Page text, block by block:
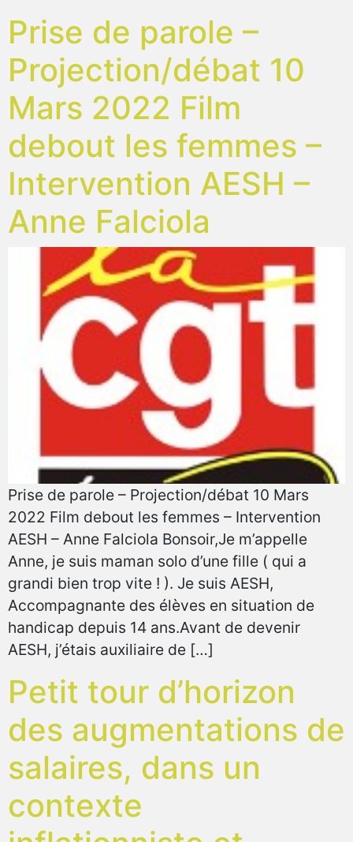
Prise de parole –
Projection/débat 10
Mars 2022 Film
debout les femmes –
Intervention AESH –
Anne Falciola
Prise de parole – Projection/débat 10 Mars
2022 Film debout les femmes – Intervention
AESH – Anne Falciola Bonsoir,Je m’appelle
Anne, je suis maman solo d’une fille ( qui a
grandi bien trop vite ! ). Je suis AESH,
Accompagnante des élèves en situation de
handicap depuis 14 ans.Avant de devenir
AESH, j’étais auxiliaire de […]
Petit tour d’horizon
des augmentations de
salaires, dans un
contexte